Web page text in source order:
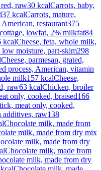
raw30 kcalCarrots, baby,
37 kcalCarrots, mature,
American, restaurant375
lowfat, 2% milkfat84
kcalCheese, feta, whole milk,
low moisture, part-skim298
Cheese, parmesan, grated,
process, American, vitamin
milk157 kcalCheese,
raw63 kcalChicken, broiler
only, cooked, braised166
meat only, cooked,
raw138
Chocolate milk, made from
milk, made from dry mix
milk, made from dry
Chocolate milk, made from
milk, made from dry